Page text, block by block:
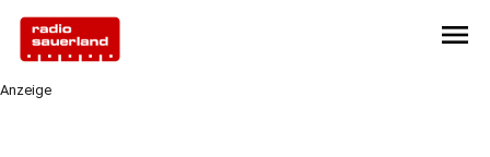
menu
Anzeige